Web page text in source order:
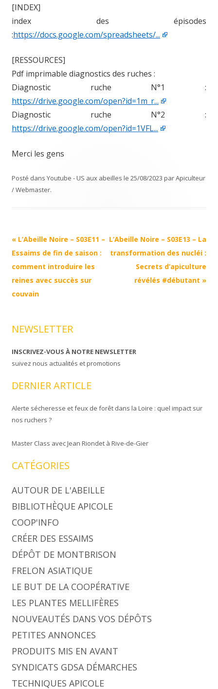
[INDEX]
index des épisodes
:https://docs.google.com/spreadsheets/...
[RESSOURCES]
Pdf imprimable diagnostics des ruches :
Diagnostic ruche N°1 :
https://drive.google.com/open?id=1m_r...
Diagnostic ruche N°2 :
https://drive.google.com/open?id=1VFL...
Merci les gens
Posté dans Youtube - US aux abeilles le 25/08/2023 parApiculteur
/ Webmaster.
Navigation
Article
« L’Abeille Noire – S03E11 –
Essaims de fin de saison :
comment introduire les
reines avec succès sur
couvain
L’Abeille Noire – S03E13 – La
transformation des nucléi :
Secrets d’apiculture
révélés #débutant »
NEWSLETTER
INSCRIVEZ-VOUS À NOTRE NEWSLETTER
suivez nous actualités et promotions
DERNIER ARTICLE
Alerte sécheresse et feux de forêt dans la Loire : quel impact sur
nos ruchers ?
Master Class avec Jean Riondet à Rive-de-Gier
CATÉGORIES
AUTOUR DE L'ABEILLE
BIBLIOTHÈQUE APICOLE
COOP'INFO
CRÉER DES ESSAIMS
DÉPÔT DE MONTBRISON
FRELON ASIATIQUE
LE BUT DE LA COOPÉRATIVE
LES PLANTES MELLIFÈRES
NOUVEAUTÉS DANS VOS DÉPÔTS
PETITES ANNONCES
PRODUITS MIS EN AVANT
SYNDICATS GDSA DÉMARCHES
TECHNIQUES APICOLE